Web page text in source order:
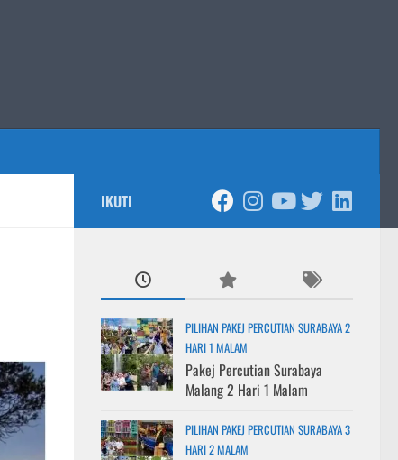
IKUTI
PILIHAN PAKEJ PERCUTIAN SURABAYA 2
HARI 1 MALAM
Pakej Percutian Surabaya
Malang 2 Hari 1 Malam
PILIHAN PAKEJ PERCUTIAN SURABAYA 3
HARI 2 MALAM